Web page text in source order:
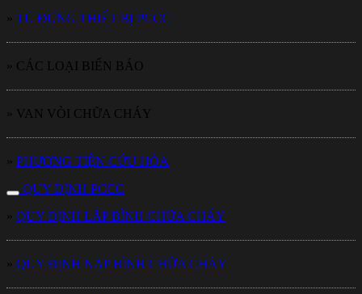
» TỦ ĐỰNG THIẾT BỊ PCCC
» CÁC LOẠI BIỂN BÁO
» VAN VÒI CHỮA CHÁY
» PHƯƠNG TIỆN CỨU HỎA
QUY ĐỊNH PCCC
» QUY ĐỊNH LẮP BÌNH CHỮA CHÁY
» QUY ĐỊNH NẠP BÌNH CHỮA CHÁY